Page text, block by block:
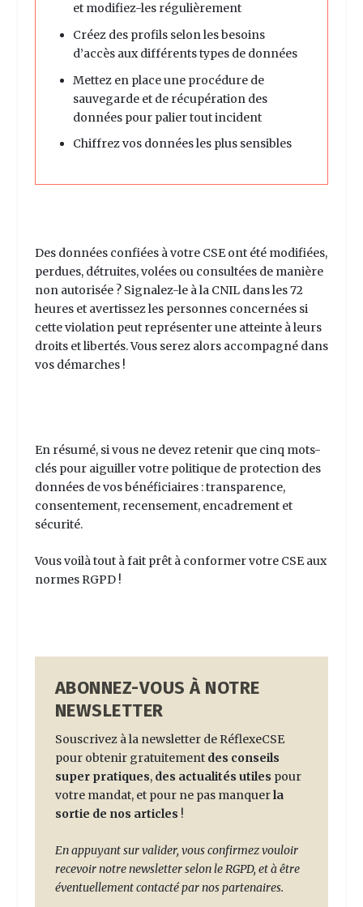
et modifiez-les régulièrement
Créez des profils selon les besoins
d’accès aux différents types de données
Mettez en place une procédure de
sauvegarde et de récupération des
données pour palier tout incident
Chiffrez vos données les plus sensibles
Des données confiées à votre CSE ont été modifiées,
perdues, détruites, volées ou consultées de manière
non autorisée ? Signalez-le à la CNIL dans les 72
heures et avertissez les personnes concernées si
cette violation peut représenter une atteinte à leurs
droits et libertés. Vous serez alors accompagné dans
vos démarches !
En résumé, si vous ne devez retenir que cinq mots-
clés pour aiguiller votre politique de protection des
données de vos bénéficiaires : transparence,
consentement, recensement, encadrement et
sécurité.
Vous voilà tout à fait prêt à conformer votre CSE aux
normes RGPD !
ABONNEZ-VOUS À NOTRE
NEWSLETTER
Souscrivez à la newsletter de RéflexeCSE
pour obtenir gratuitement des conseils
super pratiques, des actualités utiles pour
votre mandat, et pour ne pas manquerla
sortie de nos articles !
En appuyant sur valider, vous confirmez vouloir
recevoir notre newsletter selon le RGPD, et à être
éventuellement contacté par nos partenaires.